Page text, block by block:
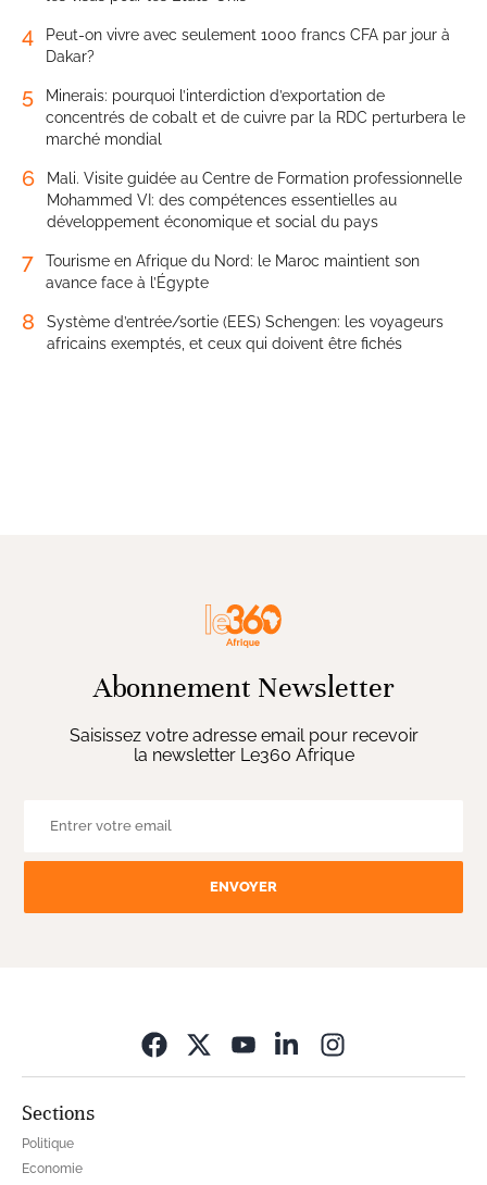
4
Peut-on vivre avec seulement 1000 francs CFA par jour à
Dakar?
5
Minerais: pourquoi l’interdiction d’exportation de
concentrés de cobalt et de cuivre par la RDC perturbera le
marché mondial
6
Mali. Visite guidée au Centre de Formation professionnelle
Mohammed VI: des compétences essentielles au
développement économique et social du pays
7
Tourisme en Afrique du Nord: le Maroc maintient son
avance face à l’Égypte
8
Système d’entrée/sortie (EES) Schengen: les voyageurs
africains exemptés, et ceux qui doivent être fichés
Abonnement Newsletter
Saisissez votre adresse email pour recevoir
la newsletter Le360 Afrique
ENVOYER
Sections
Politique
Economie